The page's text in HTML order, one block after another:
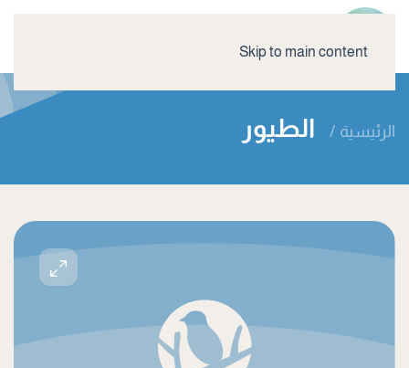
Skip to main content
الرئيسية الطيور